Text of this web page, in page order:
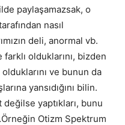
paylaşamazsak, o
nasıl
deli, anormal vb.
farklı olduklarını, bizden
ve bunun da
yansıdığını bilin.
yaptıkları, bunu
Otizm Spektrum